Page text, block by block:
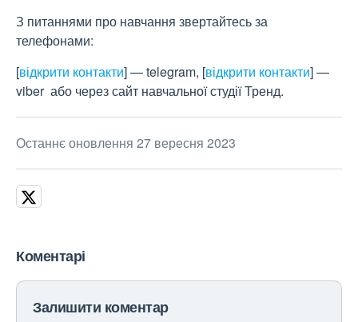
З питаннями про навчання звертайтесь за
телефонами:
[відкрити контакти]— telegram, [відкрити контакти]—
viber або через сайт навчальної студії Тренд.
Останнє оновлення 27 вересня 2023
Коментарі
Залишити коментар